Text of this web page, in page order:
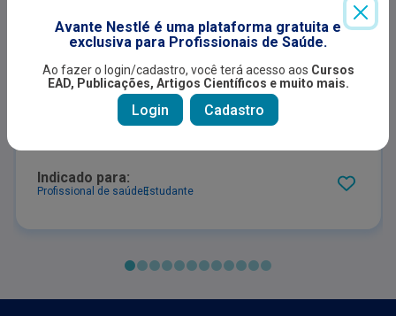
CEREBRAL
ARTIGOS
Curva de Índice de Massa Corporal -
nível V - Alimentação por sonda -
Masculino
Indicado para:
Profissional de saúdeEstudante
Avante Nestlé é uma plataforma gratuita e
exclusiva para Profissionais de Saúde.
Ao fazer o login/cadastro, você terá acesso aos Cursos
EAD, Publicações, Artigos Científicos e muito mais.
Login Cadastro